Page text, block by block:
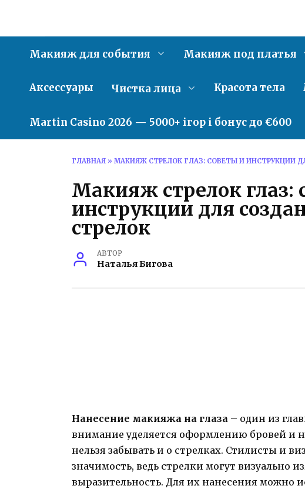
Макияж для события Макияж под платья
Аксессуары Чистка лица Красота тела
Martin Casino 2026 — 5000+ ігор і бонус до €600
ГЛАВНАЯ » МАКИЯЖ СТРЕЛОК ГЛАЗ: СОВЕТЫ И ИНСТРУКЦИИ
Макияж стрелок глаз:
инструкции для
стрелок
АВТОР
Наталья Бигова
Нанесение макияжа на глаза – один из
внимание уделяется оформлению бровей и
нельзя забывать и о стрелках. Стилисты и
значимость, ведь стрелки могут визуально
выразительность. Для их нанесения можно